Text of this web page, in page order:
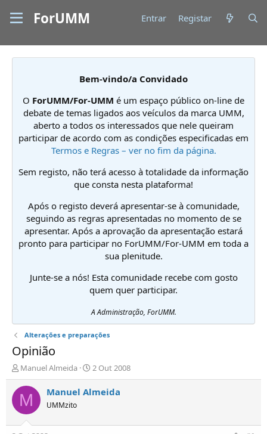
ForUMM Entrar Registar
Bem-vindo/a Convidado
O ForUMM/For-UMM é um espaço público on-line de
debate de temas ligados aos veículos da marca UMM,
aberto a todos os interessados que nele queiram
participar de acordo com as condições especificadas em
Termos e Regras – ver no fim da página.
Sem registo, não terá acesso à totalidade da informação
que consta nesta plataforma!
Após o registo deverá apresentar-se à comunidade,
seguindo as regras apresentadas no momento de se
apresentar. Após a aprovação da apresentação estará
pronto para participar no ForUMM/For-UMM em toda a
sua plenitude.
Junte-se a nós! Esta comunidade recebe com gosto
quem quer participar.
A Administração, ForUMM.
Alterações e preparações
Opinião
I
n
i
c
i
d
Manuel Almeida
D
a
t
2 Out 2008
M Manuel Almeida
UMMzito